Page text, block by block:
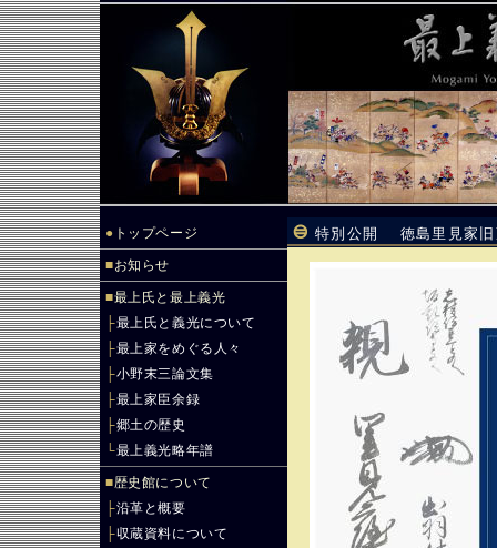
● トップページ
■お知らせ
■最上氏と最上義光
├最上氏と義光について
├最上家をめぐる人々
├小野末三論文集
├最上家臣余録
├郷土の歴史
└最上義光略年譜
■歴史館について
├沿革と概要
├収蔵資料について
特別公開 徳島里見家旧